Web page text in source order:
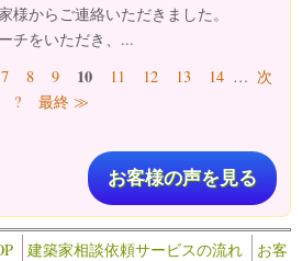
様からご連絡いただきました。
チをいただき、...
7 8 9 10 11 12 13 14 … 次
?
最終 ≫
お客様の声を見る
建築家相談依頼サービスの流れ
お客